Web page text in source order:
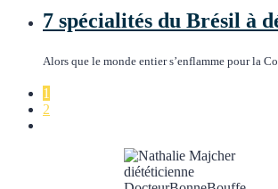
7 spécialités du Brésil à
Alors que le monde entier s’enflamme pour la
1
2